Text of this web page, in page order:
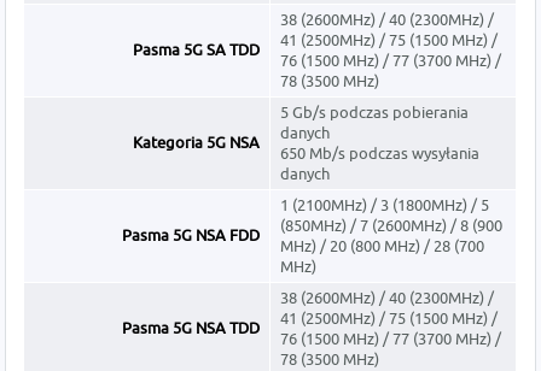
Pasma 5G SA TDD
38 (2600MHz) / 40 (2300MHz) /
41 (2500MHz) / 75 (1500 MHz) /
76 (1500 MHz) / 77 (3700 MHz) /
78 (3500 MHz)
Kategoria 5G NSA
5 Gb/s podczas pobierania
danych
650 Mb/s podczas wysyłania
danych
Pasma 5G NSA FDD
1 (2100MHz) / 3 (1800MHz) / 5
(850MHz) / 7 (2600MHz) / 8 (900
MHz) / 20 (800 MHz) / 28 (700
MHz)
Pasma 5G NSA TDD
38 (2600MHz) / 40 (2300MHz) /
41 (2500MHz) / 75 (1500 MHz) /
76 (1500 MHz) / 77 (3700 MHz) /
78 (3500 MHz)